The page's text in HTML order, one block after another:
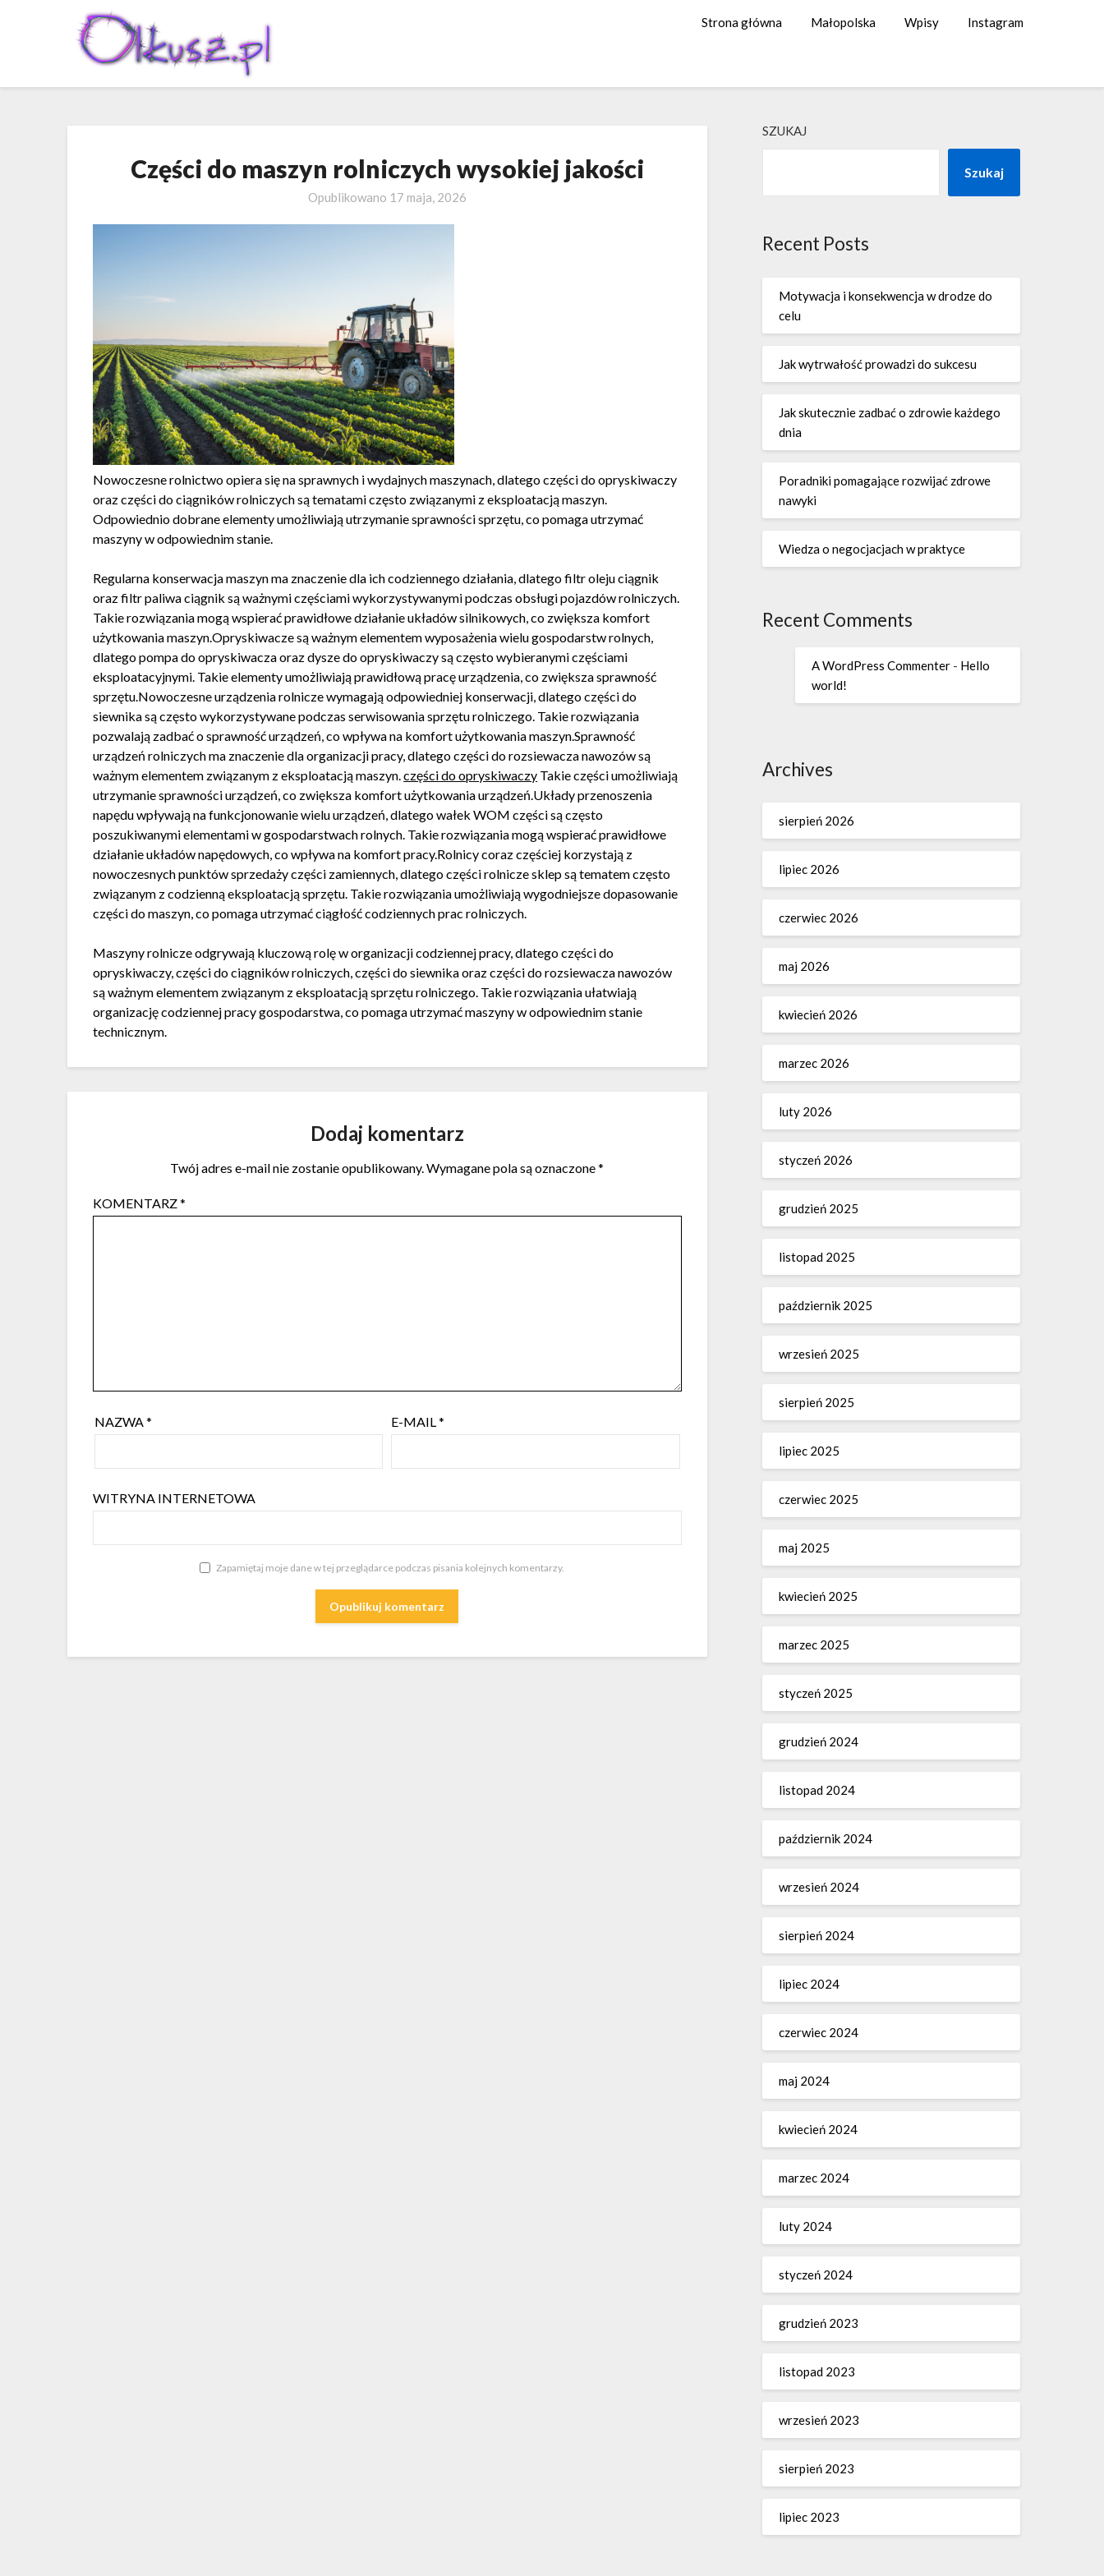
Strona główna Małopolska Wpisy Instagram
Części do maszyn rolniczych wysokiej jakości
Opublikowano 17 maja, 2026
Nowoczesne rolnictwo opiera się na sprawnych i wydajnych maszynach, dlatego części do opryskiwaczy
oraz części do ciągników rolniczych są tematami często związanymi z eksploatacją maszyn.
Odpowiednio dobrane elementy umożliwiają utrzymanie sprawności sprzętu, co pomaga utrzymać
maszyny w odpowiednim stanie.
Regularna konserwacja maszyn ma znaczenie dla ich codziennego działania, dlatego filtr oleju ciągnik
oraz filtr paliwa ciągnik są ważnymi częściami wykorzystywanymi podczas obsługi pojazdów rolniczych.
Takie rozwiązania mogą wspierać prawidłowe działanie układów silnikowych, co zwiększa komfort
użytkowania maszyn.Opryskiwacze są ważnym elementem wyposażenia wielu gospodarstw rolnych,
dlatego pompa do opryskiwacza oraz dysze do opryskiwaczy są często wybieranymi częściami
eksploatacyjnymi. Takie elementy umożliwiają prawidłową pracę urządzenia, co zwiększa sprawność
sprzętu.Nowoczesne urządzenia rolnicze wymagają odpowiedniej konserwacji, dlatego części do
siewnika są często wykorzystywane podczas serwisowania sprzętu rolniczego. Takie rozwiązania
pozwalają zadbać o sprawność urządzeń, co wpływa na komfort użytkowania maszyn.Sprawność
urządzeń rolniczych ma znaczenie dla organizacji pracy, dlatego części do rozsiewacza nawozów są
ważnym elementem związanym z eksploatacją maszyn.części do opryskiwaczy Takie części umożliwiają
utrzymanie sprawności urządzeń, co zwiększa komfort użytkowania urządzeń.Układy przenoszenia
napędu wpływają na funkcjonowanie wielu urządzeń, dlatego wałek WOM części są często
poszukiwanymi elementami w gospodarstwach rolnych. Takie rozwiązania mogą wspierać prawidłowe
działanie układów napędowych, co wpływa na komfort pracy.Rolnicy coraz częściej korzystają z
nowoczesnych punktów sprzedaży części zamiennych, dlatego części rolnicze sklep są tematem często
związanym z codzienną eksploatacją sprzętu. Takie rozwiązania umożliwiają wygodniejsze dopasowanie
części do maszyn, co pomaga utrzymać ciągłość codziennych prac rolniczych.
Maszyny rolnicze odgrywają kluczową rolę w organizacji codziennej pracy, dlatego części do
opryskiwaczy, części do ciągników rolniczych, części do siewnika oraz części do rozsiewacza nawozów
są ważnym elementem związanym z eksploatacją sprzętu rolniczego. Takie rozwiązania ułatwiają
organizację codziennej pracy gospodarstwa, co pomaga utrzymać maszyny w odpowiednim stanie
technicznym.
Dodaj komentarz
Twój adres e-mail nie zostanie opublikowany.Wymagane pola są oznaczone*
KOMENTARZ*
NAZWA* E-MAIL*
WITRYNA INTERNETOWA
Zapamiętaj moje dane w tej przeglądarce podczas pisania kolejnych komentarzy.
SZUKAJ
Szukaj
Recent Posts
Motywacja i konsekwencja w drodze do
celu
Jak wytrwałość prowadzi do sukcesu
Jak skutecznie zadbać o zdrowie każdego
dnia
Poradniki pomagające rozwijać zdrowe
nawyki
Wiedza o negocjacjach w praktyce
Recent Comments
A WordPress Commenter- Hello
world!
Archives
sierpień 2026
lipiec 2026
czerwiec 2026
maj 2026
kwiecień 2026
marzec 2026
luty 2026
styczeń 2026
grudzień 2025
listopad 2025
październik 2025
wrzesień 2025
sierpień 2025
lipiec 2025
czerwiec 2025
maj 2025
kwiecień 2025
marzec 2025
styczeń 2025
grudzień 2024
listopad 2024
październik 2024
wrzesień 2024
sierpień 2024
lipiec 2024
czerwiec 2024
maj 2024
kwiecień 2024
marzec 2024
luty 2024
styczeń 2024
grudzień 2023
listopad 2023
wrzesień 2023
sierpień 2023
lipiec 2023